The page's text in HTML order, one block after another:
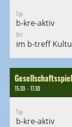
Typ
b-kre-aktiv
Ort
im b-treff
15:30 - 17:30
Typ
b-kre-aktiv